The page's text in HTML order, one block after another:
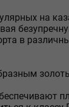
на
в